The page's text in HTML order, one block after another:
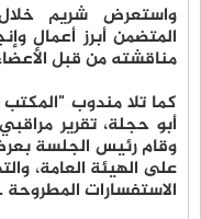
واستعرض شريم خلال
مناقشته من قبل
كما تلا مندوب
أبو حجلة، تقرير
وقام رئيس الجلسة بعرض
على الهيئة العامة،
الاستفسارات المطروحة .